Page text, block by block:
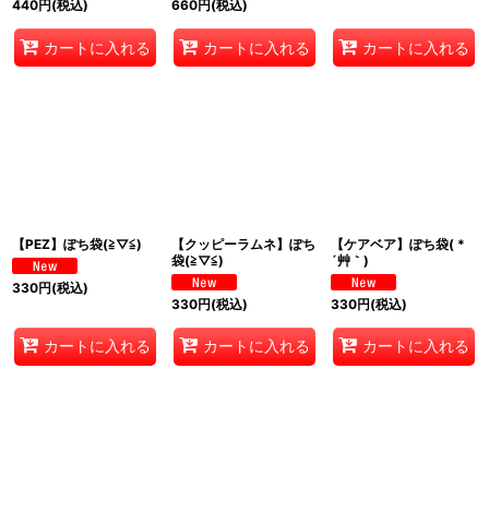
440円 (税込)
カートに入れる
660円 (税込)
カートに入れる カートに入れる
【PEZ】ぽち袋(≧▽≦)
330円(税込)
カートに入れる
【クッピーラムネ】ぽち
袋(≧▽≦)
330円(税込)
カートに入れる
【ケアベア】ぽち袋( *
´艸｀)
330円(税込)
カートに入れる